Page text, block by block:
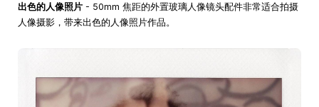
出色的人像照片 - 50mm 焦距的外置玻璃人像镜头配件非常适合拍摄
人像摄影，带来出色的人像照片作品。